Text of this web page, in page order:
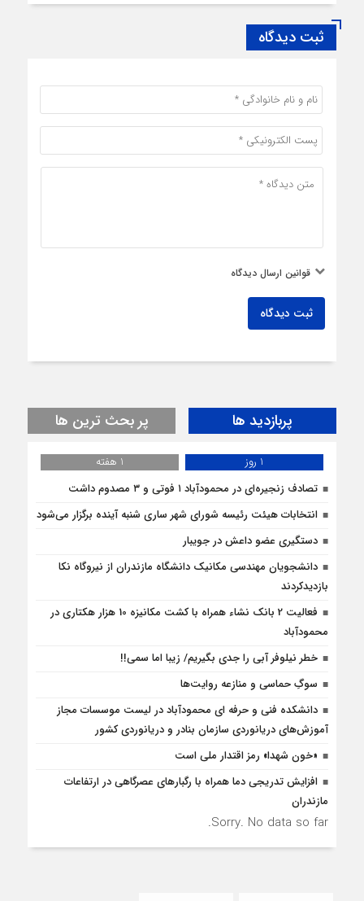
ثبت دیدگاه
قوانین ارسال دیدگاه
ثبت دیدگاه
پربازدید ها پر بحث ترین ها
1 روز
1 هفته
تصادف زنجیره‌ای در محمودآباد ۱ فوتی و ۳ مصدوم داشت
انتخابات هیئت رئیسه شورای شهر ساری شنبه آینده برگزار می‌شود
دستگیری عضو داعش در جویبار
دانشجویان مهندسی مکانیک دانشگاه مازندران از نيروگاه نکا
بازديدكردند
فعالیت 2 بانک نشاء همراه با کشت مکانیزه 10 هزار هکتاری در
محمودآباد
خطر نیلوفر آبی را جدی بگیریم/ زیبا اما سمی!!
سوگِ حماسی و منازعه روایت‌ها
دانشکده فنی و حرفه ای محمودآباد در لیست موسسات مجاز
آموزش‌های دریانوردی سازمان بنادر و دریانوردی کشور
«خون شهدا» رمز اقتدار ملی است
افزایش تدریجی دما همراه با رگبارهای عصرگاهی در ارتفاعات
مازندران
Sorry. No data so far.